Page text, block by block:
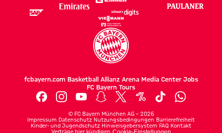
fcbayern.com Basketball Allianz Arena Media Center Jobs
FC Bayern Tours
© FC Bayern München AG – 2026
Impressum Datenschutz Nutzungsbedingungen Barrierefreiheit
Kinder- und Jugendschutz Hinweisgebersystem FAQ Kontakt
Verträge hier kündigen